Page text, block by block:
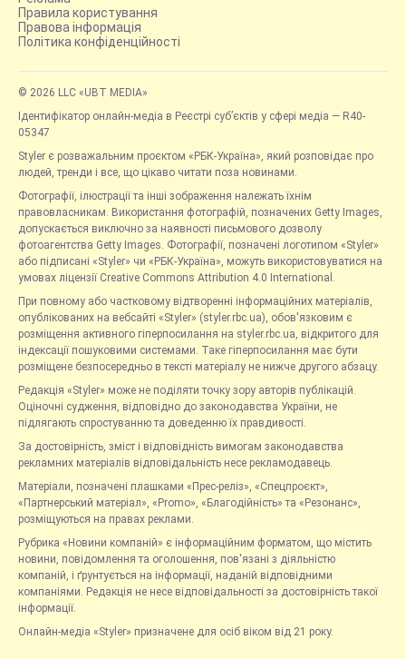
Правила користування
Правова інформація
Політика конфіденційності
© 2026 LLC «UBT MEDIA»
Ідентифікатор онлайн-медіа в Реєстрі суб’єктів у сфері медіа — R40-
05347
Styler є розважальним проєктом «РБК-Україна», який розповідає про
людей, тренди і все, що цікаво читати поза новинами.
Фотографії, ілюстрації та інші зображення належать їхнім
правовласникам. Використання фотографій, позначених Getty Images,
допускається виключно за наявності письмового дозволу
фотоагентства Getty Images. Фотографії, позначені логотипом «Styler»
або підписані «Styler» чи «РБК-Україна», можуть використовуватися на
умовах ліцензії Creative Commons Attribution 4.0 International.
При повному або частковому відтворенні інформаційних матеріалів,
опублікованих на вебсайті «Styler» (styler.rbc.ua), обов'язковим є
розміщення активного гіперпосилання на styler.rbc.ua, відкритого для
індексації пошуковими системами. Таке гіперпосилання має бути
розміщене безпосередньо в тексті матеріалу не нижче другого абзацу.
Редакція «Styler» може не поділяти точку зору авторів публікацій.
Оціночні судження, відповідно до законодавства України, не
підлягають спростуванню та доведенню їх правдивості.
За достовірність, зміст і відповідність вимогам законодавства
рекламних матеріалів відповідальність несе рекламодавець.
Матеріали, позначені плашками «Прес-реліз», «Спецпроєкт»,
«Партнерський матеріал», «Promo», «Благодійність» та «Резонанс»,
розміщуються на правах реклами.
Рубрика «Новини компаній» є інформаційним форматом, що містить
новини, повідомлення та оголошення, пов'язані з діяльністю
компаній, і ґрунтується на інформації, наданій відповідними
компаніями. Редакція не несе відповідальності за достовірність такої
інформації.
Онлайн-медіа «Styler» призначене для осіб віком від 21 року.